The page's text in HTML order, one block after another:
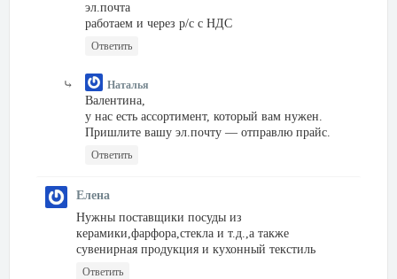
эл.почта
работаем и через р/с с НДС
Ответить
Наталья
Валентина,
у нас есть ассортимент, который вам нужен.
Пришлите вашу эл.почту — отправлю прайс.
Ответить
Елена
Нужны поставщики посуды из
керамики,фарфора,стекла и т.д.,а также
сувенирная продукция и кухонный текстиль
Ответить